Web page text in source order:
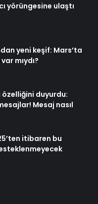
yörüngesine ulaştı
yeni keşif: Mars’ta
mıydı?
duyurdu:
Mesaj nasıl
itibaren bu